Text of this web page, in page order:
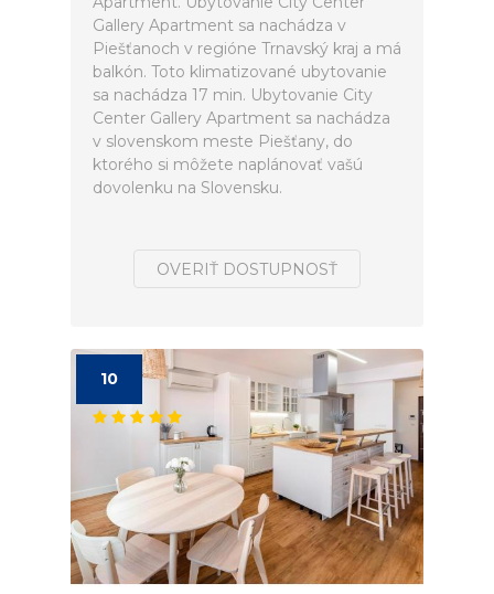
Gallery Apartment sa nachádza v
Piešťanoch v regióne Trnavský kraj a má
balkón. Toto klimatizované ubytovanie
sa nachádza 17 min. Ubytovanie City
Center Gallery Apartment sa nachádza
v slovenskom meste Piešťany, do
ktorého si môžete naplánovať vašú
dovolenku na Slovensku.
OVERIŤ DOSTUPNOSŤ
10